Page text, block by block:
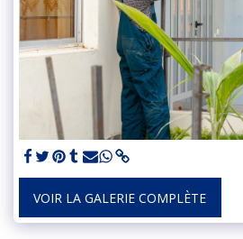
VOIR LA GALERIE COMPLÈTE